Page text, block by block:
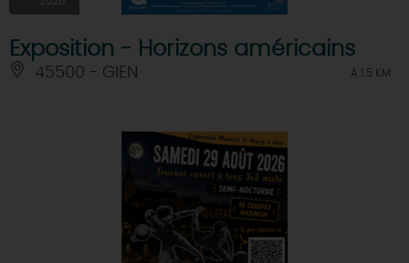
Exposition - Horizons américains
45500 - GIEN À 1.5 KM